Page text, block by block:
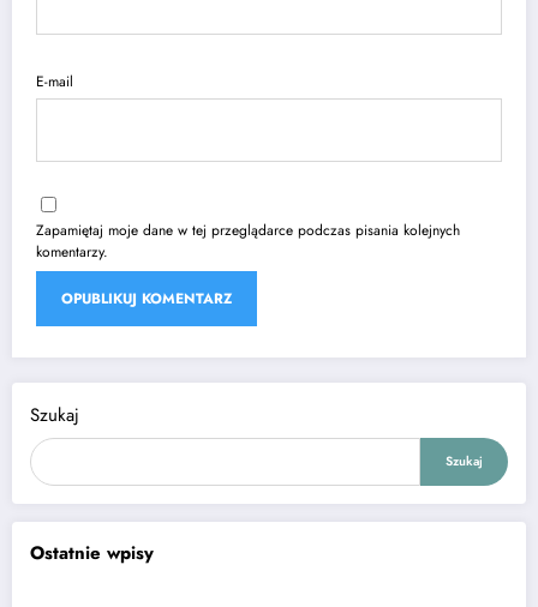
E-mail
Zapamiętaj moje dane w tej przeglądarce podczas pisania kolejnych
komentarzy.
Szukaj
Szukaj
Ostatnie wpisy